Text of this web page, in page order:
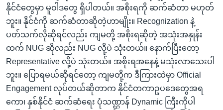
နိုင်ငံတွေမှာ မူဝါဒတွေ ရှိပါတယ်။ အစိုးရကို ဆက်ဆံတာ မဟုတ်
ဘူး။ နိုင်ငံကို ဆက်ဆံတာဆိုတဲ့ဟာမျိုး။ Recognization နဲ့
ပတ်သက်လိုဆိုရင်လည်း ကျမတို့ အစိုးရဆိုတဲ့ အသုံးအနှုန်း
ထက် NUG ဆိုလည်း NUG လို့ပဲ သုံးတယ်။ နောက်ပြီးတော့
Representative လို့ပဲ သုံးတယ်။ အစိုးရအနေနဲ့ မသုံးလာသေးပါ
ဘူး။ ‌ပြောရမယ်ဆိုရင်တော့ ကျမတို့က ဒီကြားထဲမှာ Official
Engagement လုပ်တယ်ဆိုတာက နိုင်ငံတကာဥပ‌‌ဒေ‌တွေအရ
ကော၊ နှစ်နိုင်ငံ ဆက်ဆံရေး ပုံ​သ​ဏ္ဌာန်​ Dynamic ကြီးကိုပါ